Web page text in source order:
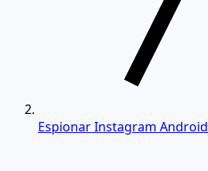
Espionar Instagram Android